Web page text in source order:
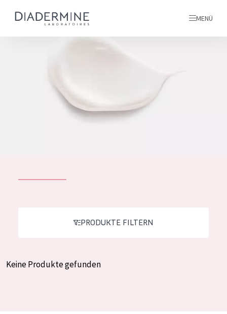
ALLE PRODUKTE
MENÜ
Spanish
PRODUKTE FILTERN
Keine Produkte gefunden